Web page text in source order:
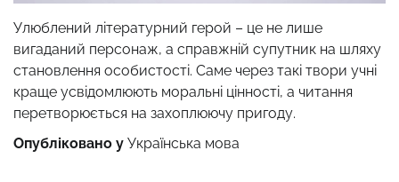
Улюблений літературний герой – це не лише
вигаданий персонаж, а справжній супутник на шляху
становлення особистості. Саме через такі твори учні
краще усвідомлюють моральні цінності, а читання
перетворюється на захоплюючу пригоду.
Опубліковано у Українська мова